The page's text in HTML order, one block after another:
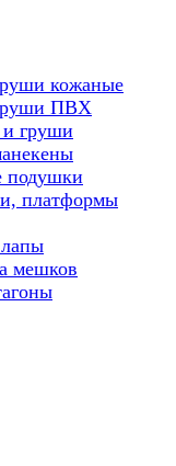
кожаные
ПВХ
груши
подушки
платформы
мешков